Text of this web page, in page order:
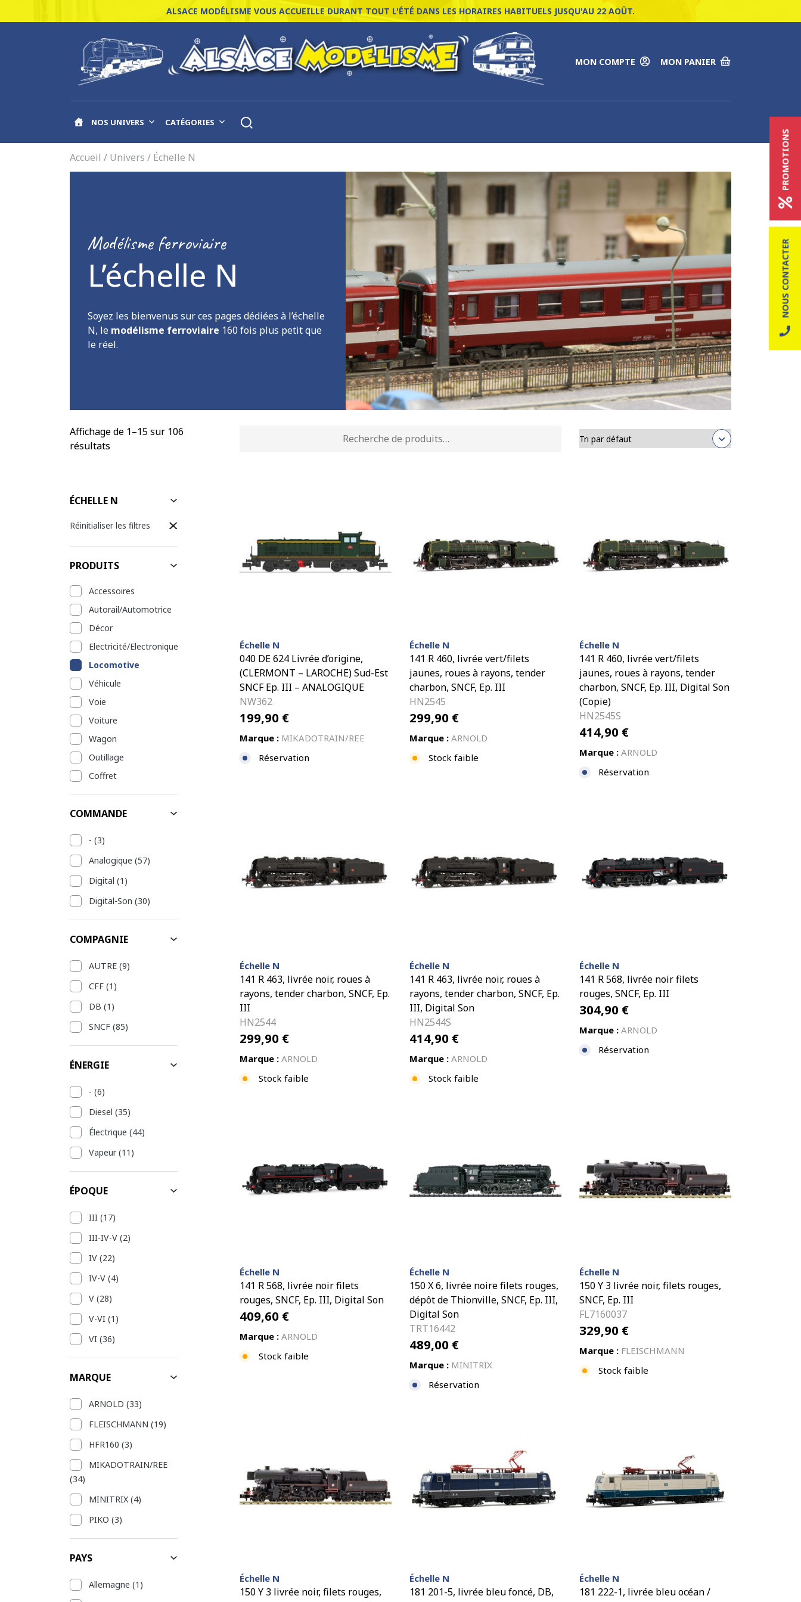
ALSACE MODÉLISME VOUS ACCUEILLE DURANT TOUT L'ÉTÉ DANS LES HORAIRES HABITUELS JUSQU'AU 22 AOÛT.
MON COMPTE MON PANIER
NOS UNIVERS CATÉGORIES
Accueil / Univers / Échelle N
Modélisme ferroviaire
L’échelle N
Soyez les bienvenus sur ces pages dédiées à l’échelle
N, le modélisme ferroviaire 160 fois plus petit que
le réel.
Affichage de 1–15 sur 106
résultats
ÉCHELLE N
Réinitialiser les filtres
PRODUITS
Accessoires
Autorail/Automotrice
Décor
Electricité/Electronique
Locomotive
Véhicule
Voie
Voiture
Wagon
Outillage
Coffret
COMMANDE
- (3)
Analogique (57)
Digital (1)
Digital-Son (30)
COMPAGNIE
AUTRE (9)
CFF (1)
DB (1)
SNCF (85)
ÉNERGIE
- (6)
Diesel (35)
Électrique (44)
Vapeur (11)
ÉPOQUE
III (17)
III-IV-V (2)
IV (22)
IV-V (4)
V (28)
V-VI (1)
VI (36)
MARQUE
ARNOLD (33)
FLEISCHMANN (19)
HFR160 (3)
MIKADOTRAIN/REE
(34)
MINITRIX (4)
PIKO (3)
PAYS
Allemagne (1)
Échelle N
040 DE 624 Livrée d’origine,
(CLERMONT – LAROCHE) Sud-Est
SNCF Ep. III – ANALOGIQUE
NW362
199,90 €
Marque : MIKADOTRAIN/REE
Réservation
Échelle N
141 R 460, livrée vert/filets
jaunes, roues à rayons, tender
charbon, SNCF, Ep. III
HN2545
299,90 €
Marque : ARNOLD
Stock faible
Échelle N
141 R 460, livrée vert/filets
jaunes, roues à rayons, tender
charbon, SNCF, Ep. III, Digital Son
(Copie)
HN2545S
414,90 €
Marque : ARNOLD
Réservation
Échelle N
141 R 463, livrée noir, roues à
rayons, tender charbon, SNCF, Ep.
III
HN2544
299,90 €
Marque : ARNOLD
Stock faible
Échelle N
141 R 463, livrée noir, roues à
rayons, tender charbon, SNCF, Ep.
III, Digital Son
HN2544S
414,90 €
Marque : ARNOLD
Stock faible
Échelle N
141 R 568, livrée noir filets
rouges, SNCF, Ep. III
304,90 €
Marque : ARNOLD
Réservation
Échelle N
141 R 568, livrée noir filets
rouges, SNCF, Ep. III, Digital Son
409,60 €
Marque : ARNOLD
Stock faible
Échelle N
150 X 6, livrée noire filets rouges,
dépôt de Thionville, SNCF, Ep. III,
Digital Son
TRT16442
489,00 €
Marque : MINITRIX
Réservation
Échelle N
150 Y 3 livrée noir, filets rouges,
SNCF, Ep. III
FL7160037
329,90 €
Marque : FLEISCHMANN
Stock faible
Échelle N
150 Y 3 livrée noir, filets rouges,
Échelle N
181 201-5, livrée bleu foncé, DB,
Échelle N
181 222-1, livrée bleu océan /
NOUS CONTACTER
PROMOTIONS